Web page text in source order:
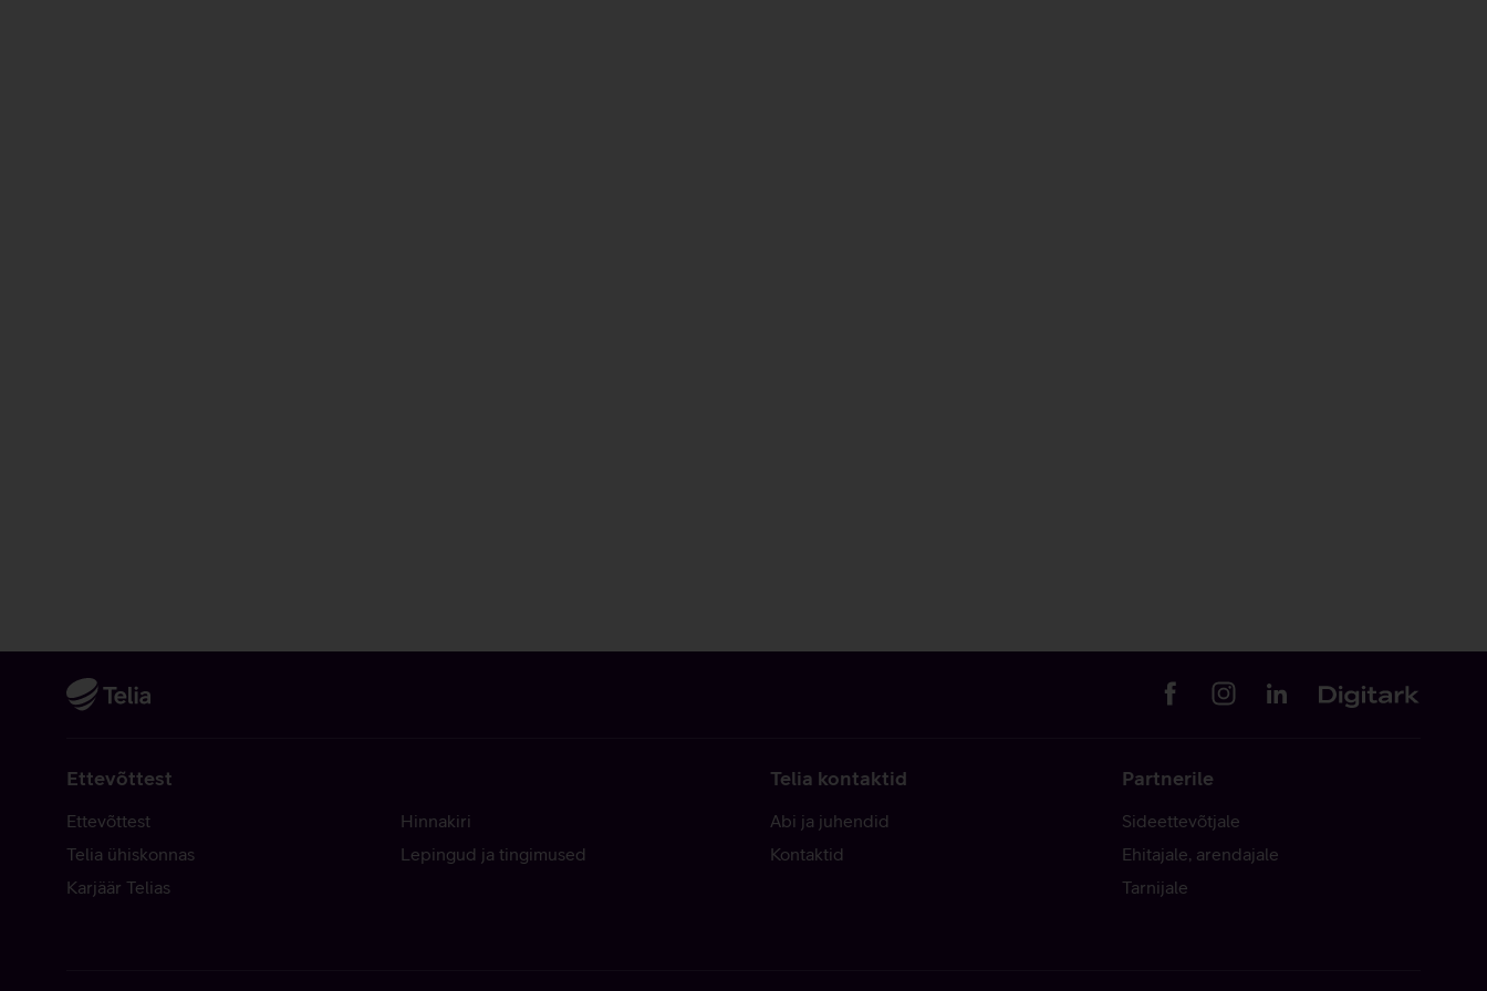
Ettevõttest
Ettevõttest
Telia ühiskonnas
Karjäär Telias
Hinnakiri
Lepingud ja tingimused
Telia kontaktid
Abi ja juhendid
Kontaktid
Partnerile
Sideettevõtjale
Ehitajale, arendajale
Tarnijale